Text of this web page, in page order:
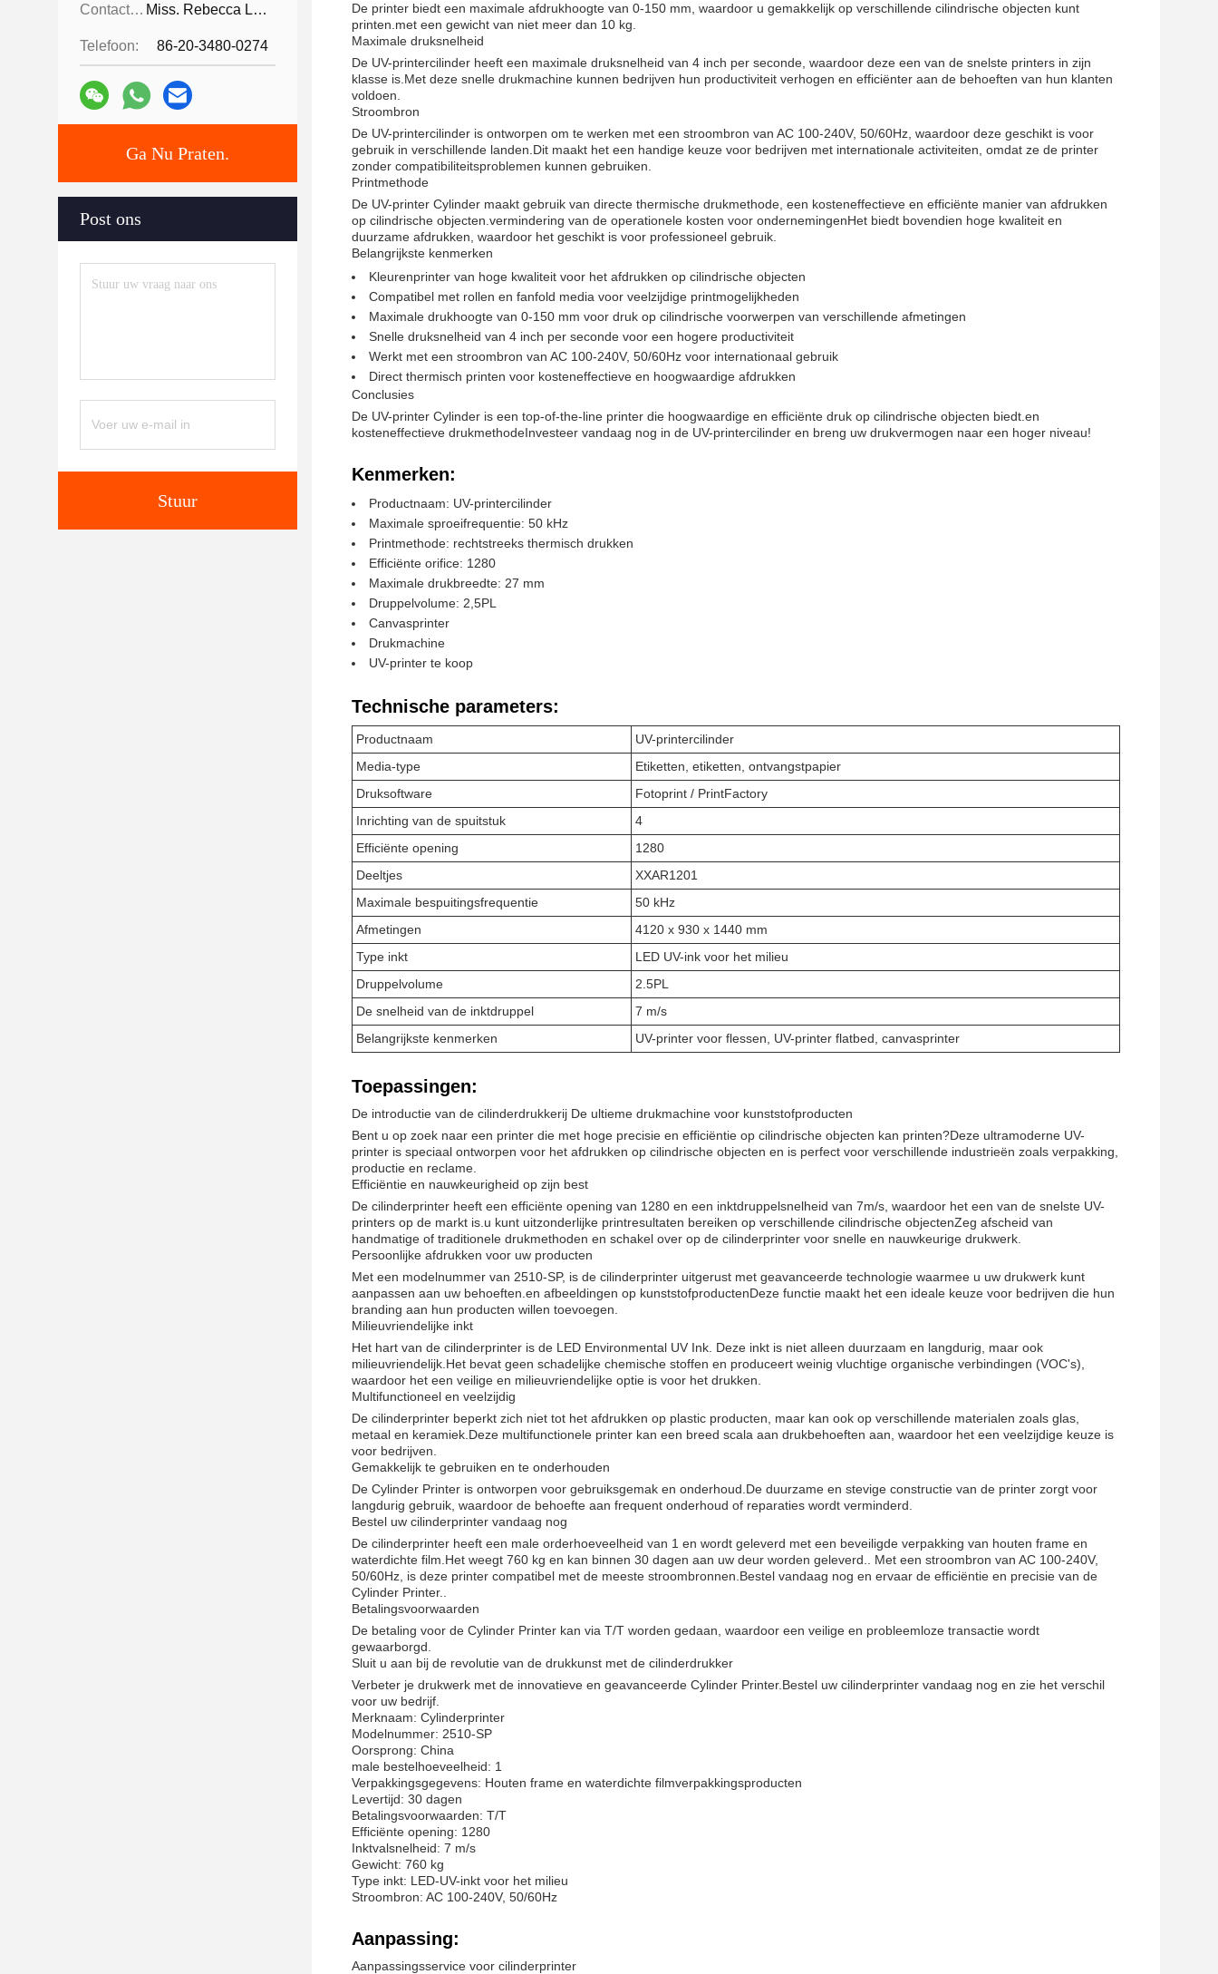
Contactpersonen: Miss. Rebecca Lee
Telefoon: 86-20-3480-0274
Ga Nu Praten.
Post ons
Stuur
De printer biedt een maximale afdrukhoogte van 0-150 mm, waardoor u gemakkelijk op verschillende cilindrische objecten kunt
printen.met een gewicht van niet meer dan 10 kg.
Maximale druksnelheid
De UV-printercilinder heeft een maximale druksnelheid van 4 inch per seconde, waardoor deze een van de snelste printers in zijn
klasse is.Met deze snelle drukmachine kunnen bedrijven hun productiviteit verhogen en efficiënter aan de behoeften van hun klanten
voldoen.
Stroombron
De UV-printercilinder is ontworpen om te werken met een stroombron van AC 100-240V, 50/60Hz, waardoor deze geschikt is voor
gebruik in verschillende landen.Dit maakt het een handige keuze voor bedrijven met internationale activiteiten, omdat ze de printer
zonder compatibiliteitsproblemen kunnen gebruiken.
Printmethode
De UV-printer Cylinder maakt gebruik van directe thermische drukmethode, een kosteneffectieve en efficiënte manier van afdrukken
op cilindrische objecten.vermindering van de operationele kosten voor ondernemingenHet biedt bovendien hoge kwaliteit en
duurzame afdrukken, waardoor het geschikt is voor professioneel gebruik.
Belangrijkste kenmerken
Kleurenprinter van hoge kwaliteit voor het afdrukken op cilindrische objecten
Compatibel met rollen en fanfold media voor veelzijdige printmogelijkheden
Maximale drukhoogte van 0-150 mm voor druk op cilindrische voorwerpen van verschillende afmetingen
Snelle druksnelheid van 4 inch per seconde voor een hogere productiviteit
Werkt met een stroombron van AC 100-240V, 50/60Hz voor internationaal gebruik
Direct thermisch printen voor kosteneffectieve en hoogwaardige afdrukken
Conclusies
De UV-printer Cylinder is een top-of-the-line printer die hoogwaardige en efficiënte druk op cilindrische objecten biedt.en
kosteneffectieve drukmethodeInvesteer vandaag nog in de UV-printercilinder en breng uw drukvermogen naar een hoger niveau!
Kenmerken:
Productnaam: UV-printercilinder
Maximale sproeifrequentie: 50 kHz
Printmethode: rechtstreeks thermisch drukken
Efficiënte orifice: 1280
Maximale drukbreedte: 27 mm
Druppelvolume: 2,5PL
Canvasprinter
Drukmachine
UV-printer te koop
Technische parameters:
Productnaam
UV-printercilinder
Media-type
Etiketten, etiketten, ontvangstpapier
Druksoftware
Fotoprint / PrintFactory
Inrichting van de spuitstuk
4
Efficiënte opening
1280
Deeltjes
XXAR1201
Maximale bespuitingsfrequentie
50 kHz
Afmetingen
4120 x 930 x 1440 mm
Type inkt
LED UV-ink voor het milieu
Druppelvolume
2.5PL
De snelheid van de inktdruppel
7 m/s
Belangrijkste kenmerken
UV-printer voor flessen, UV-printer flatbed, canvasprinter
Toepassingen:
De introductie van de cilinderdrukkerij De ultieme drukmachine voor kunststofproducten
Bent u op zoek naar een printer die met hoge precisie en efficiëntie op cilindrische objecten kan printen?Deze ultramoderne UV-
printer is speciaal ontworpen voor het afdrukken op cilindrische objecten en is perfect voor verschillende industrieën zoals verpakking,
productie en reclame.
Efficiëntie en nauwkeurigheid op zijn best
De cilinderprinter heeft een efficiënte opening van 1280 en een inktdruppelsnelheid van 7m/s, waardoor het een van de snelste UV-
printers op de markt is.u kunt uitzonderlijke printresultaten bereiken op verschillende cilindrische objectenZeg afscheid van
handmatige of traditionele drukmethoden en schakel over op de cilinderprinter voor snelle en nauwkeurige drukwerk.
Persoonlijke afdrukken voor uw producten
Met een modelnummer van 2510-SP, is de cilinderprinter uitgerust met geavanceerde technologie waarmee u uw drukwerk kunt
aanpassen aan uw behoeften.en afbeeldingen op kunststofproductenDeze functie maakt het een ideale keuze voor bedrijven die hun
branding aan hun producten willen toevoegen.
Milieuvriendelijke inkt
Het hart van de cilinderprinter is de LED Environmental UV Ink. Deze inkt is niet alleen duurzaam en langdurig, maar ook
milieuvriendelijk.Het bevat geen schadelijke chemische stoffen en produceert weinig vluchtige organische verbindingen (VOC's),
waardoor het een veilige en milieuvriendelijke optie is voor het drukken.
Multifunctioneel en veelzijdig
De cilinderprinter beperkt zich niet tot het afdrukken op plastic producten, maar kan ook op verschillende materialen zoals glas,
metaal en keramiek.Deze multifunctionele printer kan een breed scala aan drukbehoeften aan, waardoor het een veelzijdige keuze is
voor bedrijven.
Gemakkelijk te gebruiken en te onderhouden
De Cylinder Printer is ontworpen voor gebruiksgemak en onderhoud.De duurzame en stevige constructie van de printer zorgt voor
langdurig gebruik, waardoor de behoefte aan frequent onderhoud of reparaties wordt verminderd.
Bestel uw cilinderprinter vandaag nog
De cilinderprinter heeft een male orderhoeveelheid van 1 en wordt geleverd met een beveiligde verpakking van houten frame en
waterdichte film.Het weegt 760 kg en kan binnen 30 dagen aan uw deur worden geleverd.. Met een stroombron van AC 100-240V,
50/60Hz, is deze printer compatibel met de meeste stroombronnen.Bestel vandaag nog en ervaar de efficiëntie en precisie van de
Cylinder Printer..
Betalingsvoorwaarden
De betaling voor de Cylinder Printer kan via T/T worden gedaan, waardoor een veilige en probleemloze transactie wordt
gewaarborgd.
Sluit u aan bij de revolutie van de drukkunst met de cilinderdrukker
Verbeter je drukwerk met de innovatieve en geavanceerde Cylinder Printer.Bestel uw cilinderprinter vandaag nog en zie het verschil
voor uw bedrijf.
Merknaam: Cylinderprinter
Modelnummer: 2510-SP
Oorsprong: China
male bestelhoeveelheid: 1
Verpakkingsgegevens: Houten frame en waterdichte filmverpakkingsproducten
Levertijd: 30 dagen
Betalingsvoorwaarden: T/T
Efficiënte opening: 1280
Inktvalsnelheid: 7 m/s
Gewicht: 760 kg
Type inkt: LED-UV-inkt voor het milieu
Stroombron: AC 100-240V, 50/60Hz
Aanpassing:
Aanpassingsservice voor cilinderprinter